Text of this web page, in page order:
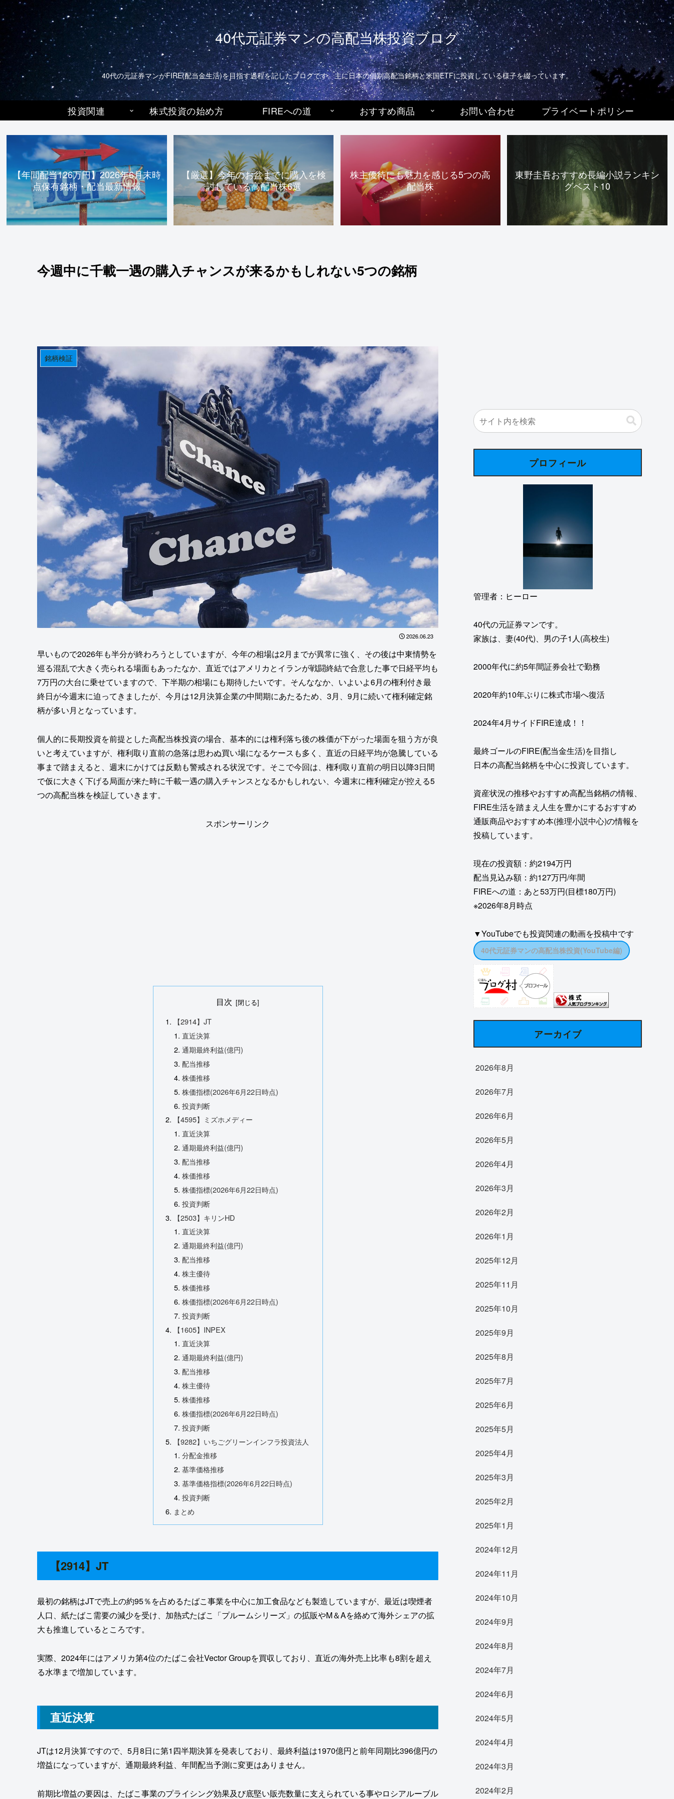
40代元証券マンの高配当株投資ブログ
40代の元証券マンがFIRE(配当金生活)を目指す過程を記したブログです。主に日本の個別高配当銘柄と米国ETFに投資している様子を綴っています。
投資関連 株式投資の始め方 FIREへの道 おすすめ商品 お問い合わせ プライベートポリシー
【年間配当126万円】2026年6月末時
点保有銘柄・配当最新情報
【厳選】今年のお盆までに購入を検
討している高配当株6選
株主優待にも魅力を感じる5つの高
配当株
東野圭吾おすすめ長編小説ランキン
グベスト10
今週中に千載一遇の購入チャンスが来るかもしれない5つの銘柄
銘柄検証
2026.06.23
早いもので2026年も半分が終わろうとしていますが、今年の相場は2月までが異常に強く、その後は中東情勢を
巡る混乱で大きく売られる場面もあったなか、直近ではアメリカとイランが戦闘終結で合意した事で日経平均も
7万円の大台に乗せていますので、下半期の相場にも期待したいです。そんななか、いよいよ6月の権利付き最
終日が今週末に迫ってきましたが、今月は12月決算企業の中間期にあたるため、3月、9月に続いて権利確定銘
柄が多い月となっています。
個人的に長期投資を前提とした高配当株投資の場合、基本的には権利落ち後の株価が下がった場面を狙う方が良
いと考えていますが、権利取り直前の急落は思わぬ買い場になるケースも多く、直近の日経平均が急騰している
事まで踏まえると、週末にかけては反動も警戒される状況です。そこで今回は、権利取り直前の明日以降3日間
で仮に大きく下げる局面が来た時に千載一遇の購入チャンスとなるかもしれない、今週末に権利確定が控える5
つの高配当株を検証していきます。
スポンサーリンク
目次
【2914】JT
直近決算
通期最終利益(億円)
配当推移
株価推移
株価指標(2026年6月22日時点)
投資判断
【4595】ミズホメディー
直近決算
通期最終利益(億円)
配当推移
株価推移
株価指標(2026年6月22日時点)
投資判断
【2503】キリンHD
直近決算
通期最終利益(億円)
配当推移
株主優待
株価推移
株価指標(2026年6月22日時点)
投資判断
【1605】INPEX
直近決算
通期最終利益(億円)
配当推移
株主優待
株価推移
株価指標(2026年6月22日時点)
投資判断
【9282】いちごグリーンインフラ投資法人
分配金推移
基準価格推移
基準価格指標(2026年6月22日時点)
投資判断
まとめ
【2914】JT
最初の銘柄はJTで売上の約95％を占めるたばこ事業を中心に加工食品なども製造していますが、最近は喫煙者
人口、紙たばこ需要の減少を受け、加熱式たばこ「プルームシリーズ」の拡販やM＆Aを絡めて海外シェアの拡
大も推進しているところです。
実際、2024年にはアメリカ第4位のたばこ会社Vector Groupを買収しており、直近の海外売上比率も8割を超え
る水準まで増加しています。
直近決算
JTは12月決算ですので、5月8日に第1四半期決算を発表しており、最終利益は1970億円と前年同期比396億円の
増益になっていますが、通期最終利益、年間配当予測に変更はありません。
前期比増益の要因は、たばこ事業のプライシング効果及び底堅い販売数量に支えられている事やロシアルーブル
プロフィール
管理者：ヒーロー
40代の元証券マンです。
家族は、妻(40代)、男の子1人(高校生)
2000年代に約5年間証券会社で勤務
2020年約10年ぶりに株式市場へ復活
2024年4月サイドFIRE達成！！
最終ゴールのFIRE(配当金生活)を目指し
日本の高配当銘柄を中心に投資しています。
資産状況の推移やおすすめ高配当銘柄の情報、
FIRE生活を踏まえ人生を豊かにするおすすめ
通販商品やおすすめ本(推理小説中心)の情報を
投稿しています。
現在の投資額：約2194万円
配当見込み額：約127万円/年間
FIREへの道：あと53万円(目標180万円)
※2026年8月時点
▼YouTubeでも投資関連の動画を投稿中です
40代元証券マンの高配当株投資(YouTube編)
アーカイブ
2026年8月
2026年7月
2026年6月
2026年5月
2026年4月
2026年3月
2026年2月
2026年1月
2025年12月
2025年11月
2025年10月
2025年9月
2025年8月
2025年7月
2025年6月
2025年5月
2025年4月
2025年3月
2025年2月
2025年1月
2024年12月
2024年11月
2024年10月
2024年9月
2024年8月
2024年7月
2024年6月
2024年5月
2024年4月
2024年3月
2024年2月